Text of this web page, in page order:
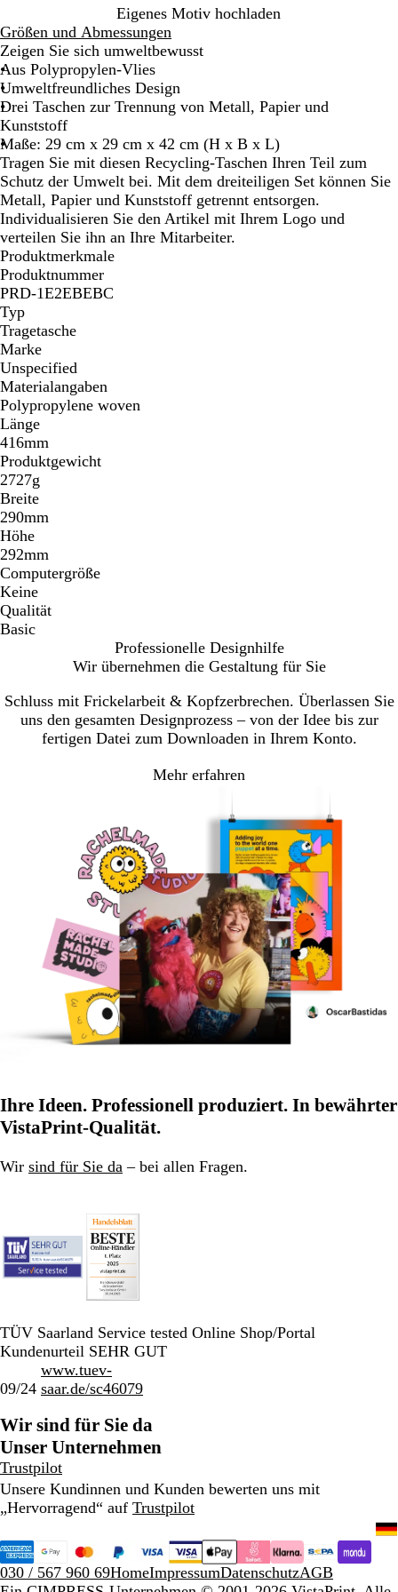
l
a
u
Eigenes Motiv hochladen
Größen und Abmessungen
Zeigen Sie sich umweltbewusst
Aus Polypropylen-Vlies
Umweltfreundliches Design
Drei Taschen zur Trennung von Metall, Papier und
Kunststoff
Maße: 29 cm x 29 cm x 42 cm (H x B x L)
Tragen Sie mit diesen Recycling-Taschen Ihren Teil zum
Schutz der Umwelt bei. Mit dem dreiteiligen Set können Sie
Metall, Papier und Kunststoff getrennt entsorgen.
Individualisieren Sie den Artikel mit Ihrem Logo und
verteilen Sie ihn an Ihre Mitarbeiter.
Produktmerkmale
Produktnummer
PRD-1E2EBEBC
Typ
Tragetasche
Marke
Unspecified
Materialangaben
Polypropylene woven
Länge
416mm
Produktgewicht
2727g
Breite
290mm
Höhe
292mm
Computergröße
Keine
Qualität
Basic
Professionelle Designhilfe
Wir übernehmen die Gestaltung für Sie
Schluss mit Frickelarbeit & Kopfzerbrechen. Überlassen Sie
uns den gesamten Designprozess – von der Idee bis zur
fertigen Datei zum Downloaden in Ihrem Konto.
Mehr erfahren
Ihre Ideen. Professionell produziert. In bewährter
VistaPrint-Qualität.
Wir sind für Sie da – bei allen Fragen.
TÜV Saarland Service tested Online Shop/Portal
Kundenurteil SEHR GUT
09/24
www.tuev-
saar.de/sc46079
Wir sind für Sie da
Unser Unternehmen
Trustpilot
Unsere Kundinnen und Kunden bewerten uns mit
„Hervorragend“ auf Trustpilot
030 / 567 960 69HomeImpressumDatenschutzAGB